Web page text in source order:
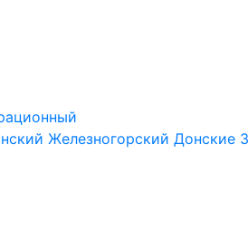
Железногорский Донские